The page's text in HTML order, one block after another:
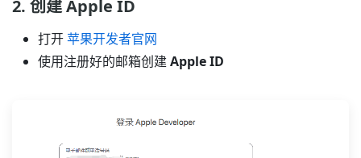
2. 创建 Apple ID
打开苹果开发者官网
使用注册好的邮箱创建Apple ID